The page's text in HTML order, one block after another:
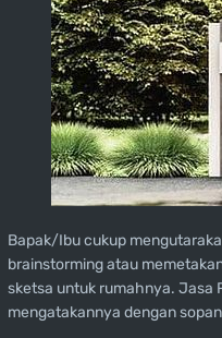
Bapak/Ibu cukup
brainstorming atau
sketsa untuk rumahnya. Jasa
mengatakannya dengan